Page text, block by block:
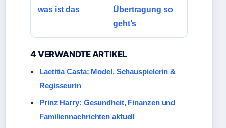
was ist das
Übertragung so
geht’s
4 VERWANDTE ARTIKEL
Laetitia Casta: Model, Schauspielerin &
Regisseurin
Prinz Harry: Gesundheit, Finanzen und
Familiennachrichten aktuell